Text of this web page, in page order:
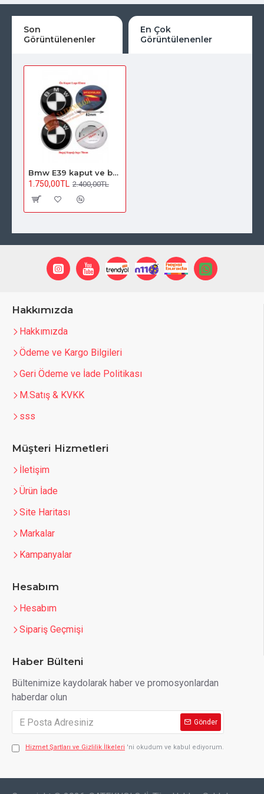
Son
Görüntülenenler
En Çok
Görüntülenenler
Bmw E39 kaput ve bagaj logosu (SiyahBeyaz 51148132375-51148203864)
1.750,00TL 2.400,00TL
Hakkımızda
Hakkımızda
Ödeme ve Kargo Bilgileri
Geri Ödeme ve İade Politikası
M.Satış & KVKK
sss
Müşteri Hizmetleri
İletişim
Ürün İade
Site Haritası
Markalar
Kampanyalar
Hesabım
Hesabım
Sipariş Geçmişi
Haber Bülteni
Bültenimize kaydolarak haber ve promosyonlardan
haberdar olun
Gönder
Hizmet Şartları ve Gizlilik İlkeleri 'ni okudum ve kabul ediyorum.